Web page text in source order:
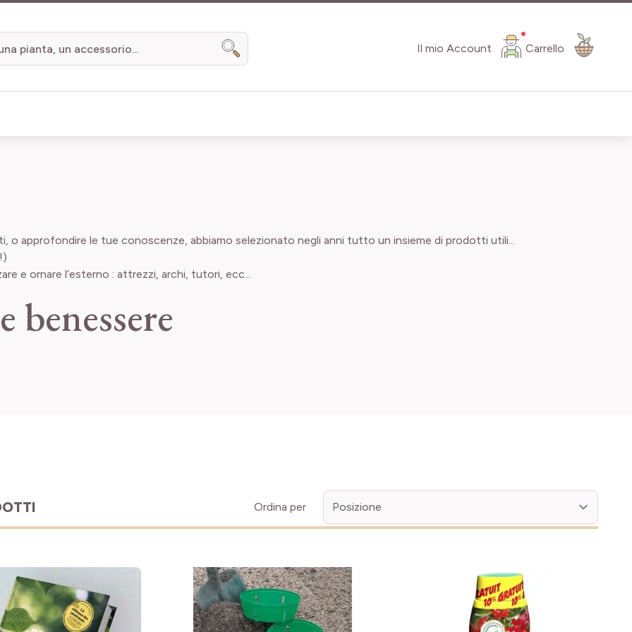
Il mio Account Carrello
Search
o approfondire le tue conoscenze, abbiamo selezionato negli anni tutto un insieme di prodotti utili...
e ornare l’esterno : attrezzi, archi, tutori, ecc...
Ordina per